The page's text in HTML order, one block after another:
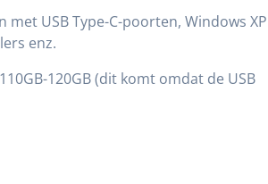
USB Type-C-poorten, Windows
enz.
120GB (dit komt omdat de USB